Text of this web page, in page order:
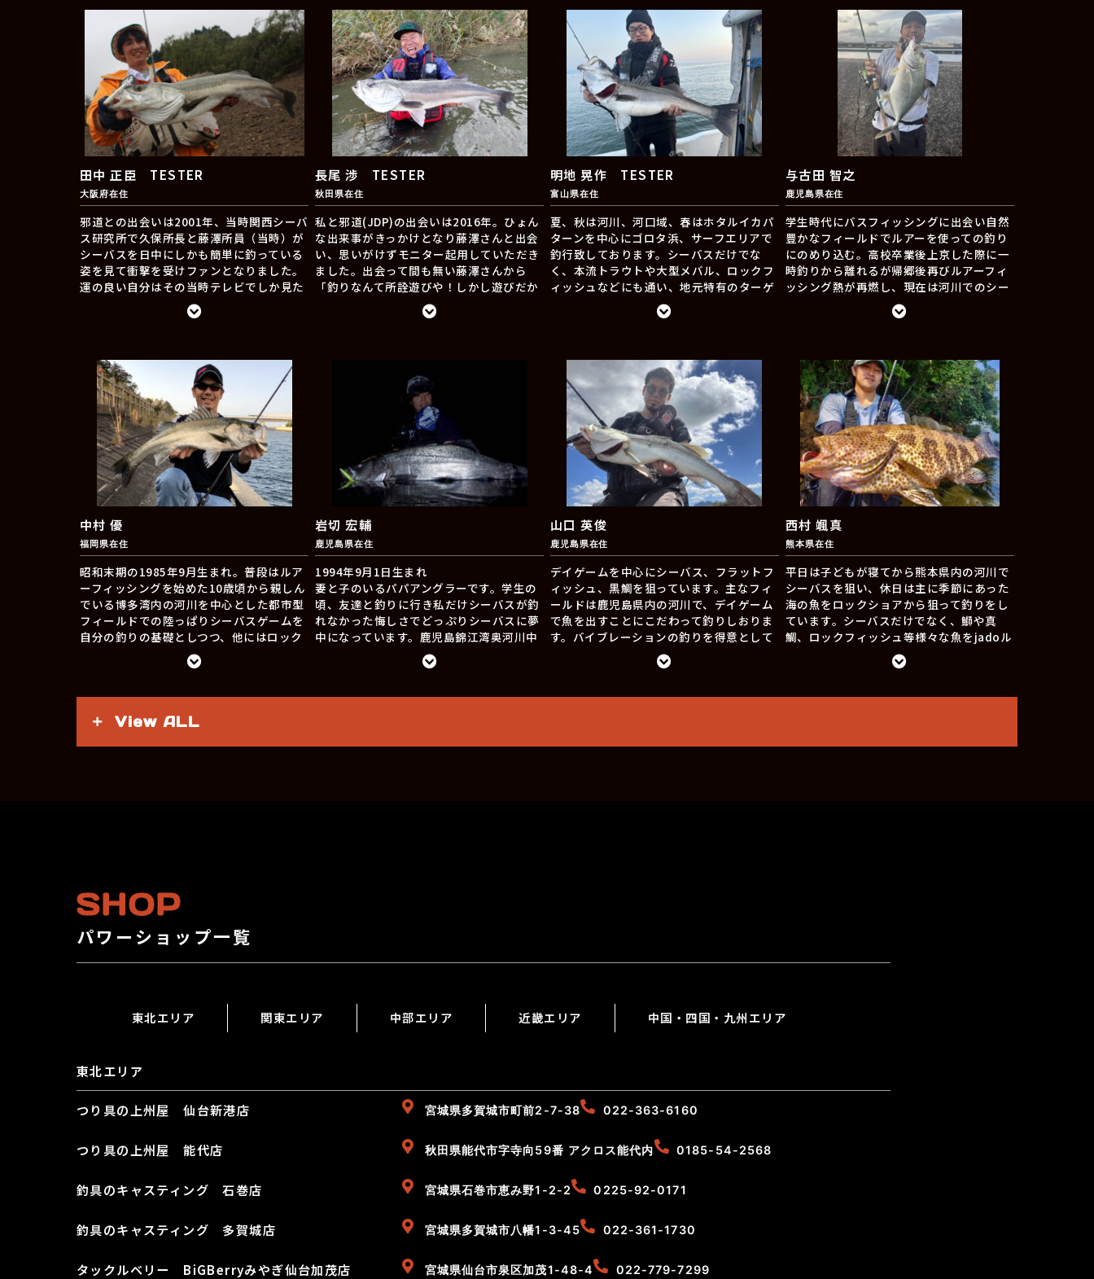
を開発。2023年ダートバイブレーション乱
牙（PAT）を開発。横っ飛びの激しいダー
トバイブレーションにもかかわらず、テー
リングしにくいモデルを発売。
これからも唯一無二というルアーを信念に
置き、JADOらしさを追求し、皆様に納得
していただける製品を送り出せるよう勤し
む所存ですので、これからも応援よろしく
お願い致します。
私が足を運ぶフィールドは遠浅な為、穏や
かなコンディション時は腰上まで水に入っ
て釣るスタイルがメインです。何の変哲も
無いような砂浜でも実は流れや地形等の
色々な変化があり、その日の状況を感じ取
ってゲームを組み立てていくのが面白いと
感じてます。価値ある1匹を獲る場面もあ
れば、ベイトに付いた多くのシーバスを爆
釣出来る場面があるのもサーフの魅力や醍
限の可能性を皆様に発信しつつルールやマ
ナーを守り、常に「楽しい釣り」を心掛け
て活動していきたいと思ってますので宜し
くお願い致します。
釣りの楽しさ等少しでも伝えられたらと思
っています。
も楽しめるシーバス釣りを模索していま
す。どうぞよろしくお願いいたします。
田中 正臣 TESTER
大阪府在住
邪道との出会いは2001年、当時関西シーバ
ス研究所で久保所長と藤澤所員（当時）が
シーバスを日中にしかも簡単に釣っている
姿を見て衝撃を受けファンとなりました。
運の良い自分はその当時テレビでしか見た
ことの無かった藤澤さんと一緒に釣りをす
る機会に恵まれ、その頃からのお付き合い
げられるように頑張りますのでよろしくお
願いします。
長尾 渉 TESTER
秋田県在住
私と邪道(JDP)の出会いは2016年。ひょん
な出来事がきっかけとなり藤澤さんと出会
い、思いがけずモニター起用していただき
ました。出会って間も無い藤澤さんから
「釣りなんて所詮遊びや！しかし遊びだか
らこそ真剣に！慎重にせなあかん！」とい
う言葉を聞き「なるほど！遊びの楽しさと
まれる「真剣」なルアー達の素晴らしさを
皆様にお伝え出来るよう、これからも楽し
い釣りを発信していきたいと思います。
明地 晃作 TESTER
富山県在住
夏、秋は河川、河口域、春はホタルイカパ
ターンを中心にゴロタ浜、サーフエリアで
釣行致しております。シーバスだけでな
く、本流トラウトや大型メバル、ロックフ
ィッシュなどにも通い、地元特有のターゲ
ットやシーバスパターンを発信致しており
与古田 智之
鹿児島県在住
学生時代にバスフィッシングに出会い自然
豊かなフィールドでルアーを使っての釣り
にのめり込む。高校卒業後上京した際に一
時釣りから離れるが帰郷後再びルアーフィ
ッシング熱が再燃し、現在は河川でのシー
バスゲームがメインだが沖磯やオフショ
ア・インショアキャスティングなどターゲ
る。 シーバスゲームにおいてはルアーを動
かさずにはいられないジャーキングジャン
キー。
中村 優
福岡県在住
昭和末期の1985年9月生まれ。普段はルア
ーフィッシングを始めた10歳頃から親しん
でいる博多湾内の河川を中心とした都市型
フィールドでの陸っぱりシーバスゲームを
自分の釣りの基礎としつつ、他にはロック
フィッシュやメバリングなども好きで、数
やサイズには拘らず色々な魚との出会いを
イクはガッツリと、その他にもサッカーや
モータースポーツなど各種スポーツ観戦
す。愛称のメカニコは、メカニック（整備
岩切 宏輔
鹿児島県在住
1994年9月1日生まれ
妻と子のいるパパアングラーです。学生の
頃、友達と釣りに行き私だけシーバスが釣
れなかった悔しさでどっぷりシーバスに夢
中になっています。鹿児島錦江湾奥河川中
心にシーバス、チヌ、マゴチ、青物と時期
に合わせて釣れる魚を狙っていて年中フィ
す。JDPルアーを時期やベイトに合わせた
山口 英俊
鹿児島県在住
デイゲームを中心にシーバス、フラットフ
ィッシュ、黒鯛を狙っています。主なフィ
ールドは鹿児島県内の河川で、デイゲーム
で魚を出すことにこだわって釣りしおりま
す。バイブレーションの釣りを得意として
います。邪道の好きなルアーはアーダ零、
乱牙、冷音です。邪道ルアーを通じて自然
です。人見知りですが、出会った際は声を
西村 颯真
熊本県在住
平日は子どもが寝てから熊本県内の河川で
シーバスを狙い、休日は主に季節にあった
海の魚をロックショアから狙って釣りをし
ています。シーバスだけでなく、鰤や真
鯛、ロックフィッシュ等様々な魚をjadoル
アーで狙っていきたいと思います。
View ALL
SHOP
パワーショップ一覧
東北エリア 関東エリア 中部エリア 近畿エリア 中国・四国・九州エリア
東北エリア
つり具の上州屋 仙台新港店 宮城県多賀城市町前2-7-38 022-363-6160
つり具の上州屋 能代店 秋田県能代市字寺向59番 アクロス能代内 0185-54-2568
釣具のキャスティング 石巻店 宮城県石巻市恵み野1-2-2 0225-92-0171
釣具のキャスティング 多賀城店 宮城県多賀城市八幡1-3-45 022-361-1730
タックルベリー BiGBerryみやぎ仙台加茂店 宮城県仙台市泉区加茂1-48-4 022-779-7299